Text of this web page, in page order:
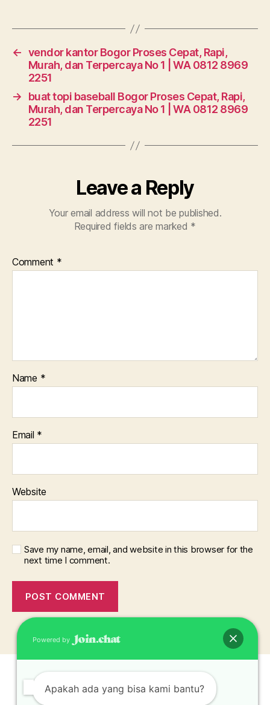
← vendor kantor Bogor Proses Cepat, Rapi,
Murah, dan Terpercaya No 1 | WA 0812 8969
2251
→
buat topi baseball Bogor Proses Cepat, Rapi,
Murah, dan Terpercaya No 1 | WA 0812 8969
2251
Leave a Reply
Your email address will not be published.
Required fields are marked *
Comment *
Name *
Email *
Website
Save my name, email, and website in this browser for the
next time I comment.
Powered by
Apakah ada yang bisa kami bantu?